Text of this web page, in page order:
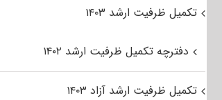
تکمیل ظرفیت ارشد ۱۴۰۳
دفترچه تکمیل ظرفیت ارشد ۱۴۰۲
تکمیل ظرفیت ارشد آزاد ۱۴۰۳